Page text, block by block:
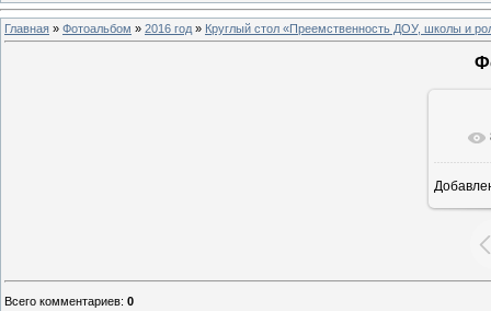
Главная » Фотоальбом » 2016 год » Круглый стол «Преемственность ДОУ, школы и
Всего комментариев: 0